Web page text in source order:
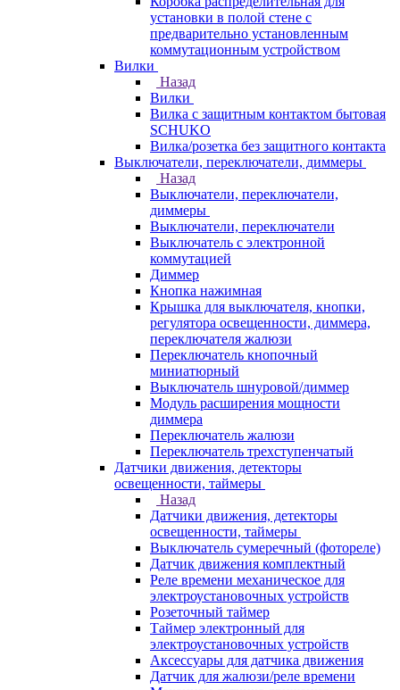
установки в полой стене с
предварительно установленным
коммутационным устройством
Вилки
Назад
Вилки
Вилка с защитным контактом бытовая
SCHUKO
Вилка/розетка без защитного контакта
Выключатели, переключатели, диммеры
Назад
Выключатели, переключатели,
диммеры
Выключатели, переключатели
Выключатель с электронной
коммутацией
Диммер
Кнопка нажимная
Крышка для выключателя, кнопки,
регулятора освещенности, диммера,
переключателя жалюзи
Переключатель кнопочный
миниатюрный
Выключатель шнуровой/диммер
Модуль расширения мощности
диммера
Переключатель жалюзи
Переключатель трехступенчатый
Датчики движения, детекторы
освещенности, таймеры
Назад
Датчики движения, детекторы
освещенности, таймеры
Выключатель сумеречный (фотореле)
Датчик движения комплектный
Реле времени механическое для
электроустановочных устройств
Розеточный таймер
Таймер электронный для
электроустановочных устройств
Аксессуары для датчика движения
Датчик для жалюзи/реле времени